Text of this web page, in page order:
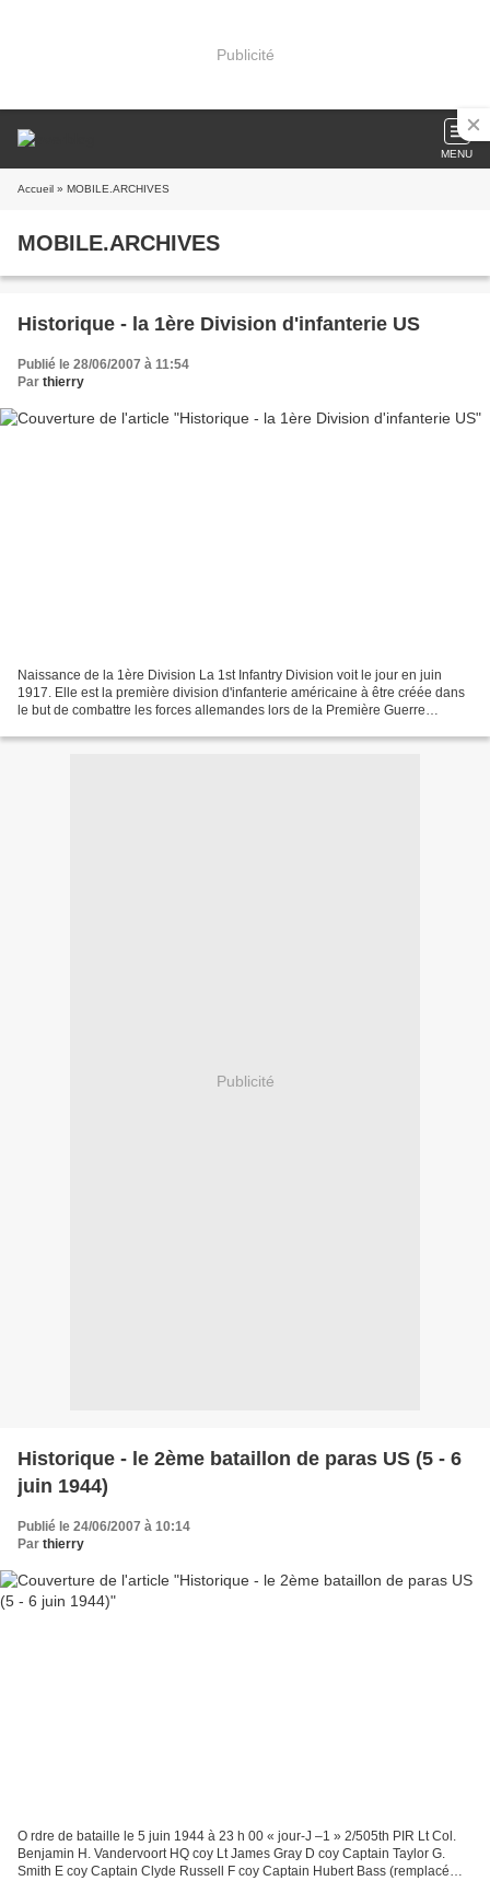
Publicité
MENU
Accueil » MOBILE.ARCHIVES
MOBILE.ARCHIVES
Historique - la 1ère Division d'infanterie US
Publié le 28/06/2007 à 11:54
Par thierry
Naissance de la 1ère Division La 1st Infantry Division voit le jour en juin
1917. Elle est la première division d'infanterie américaine à être créée dans
le but de combattre les forces allemandes lors de la Première Guerre
Publicité
Historique - le 2ème bataillon de paras US (5 - 6
juin 1944)
Publié le 24/06/2007 à 10:14
Par thierry
O rdre de bataille le 5 juin 1944 à 23 h 00 « jour-J –1 » 2/505th PIR Lt Col.
Benjamin H. Vandervoort HQ coy Lt James Gray D coy Captain Taylor G.
Smith E coy Captain Clyde Russell F coy Captain Hubert Bass (remplacé